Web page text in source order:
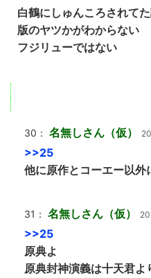
白鶴にしゅんころされて
版のヤツかがわからない
フジリューではない
30： 名無しさん（仮）
>>25
他に原作とコーエー以
31： 名無しさん（仮）
>>25
原典よ
原典封神演義は十天君よ